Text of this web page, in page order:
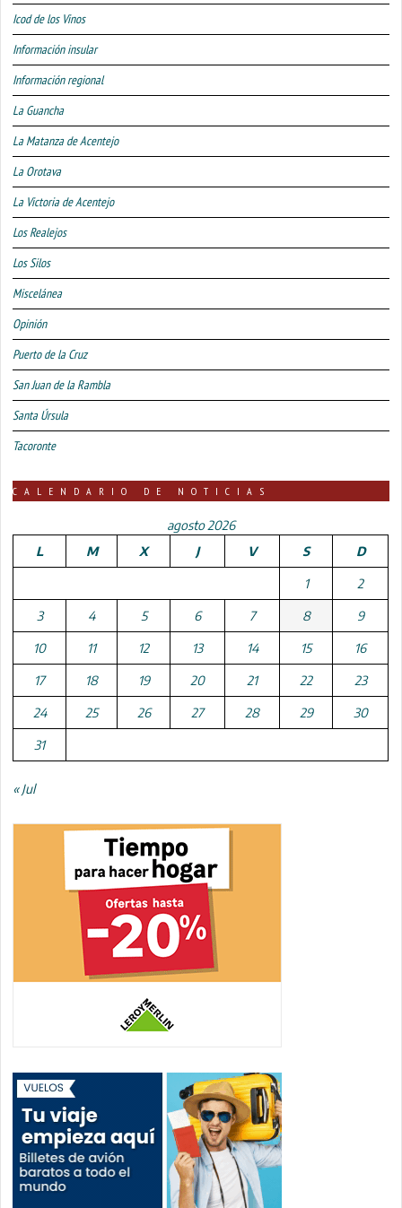
Icod de los Vinos
Información insular
Información regional
La Guancha
La Matanza de Acentejo
La Orotava
La Victoria de Acentejo
Los Realejos
Los Silos
Miscelánea
Opinión
Puerto de la Cruz
San Juan de la Rambla
Santa Úrsula
Tacoronte
CALENDARIO DE NOTICIAS
agosto 2026
L
M X J V S D
1 2
3 4 5 6 7 8 9
10 11 12 13 14 15 16
17 18 19 20 21 22 23
24 25 26 27 28 29 30
31
« Jul